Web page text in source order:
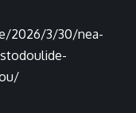
2026/3/30/nea-